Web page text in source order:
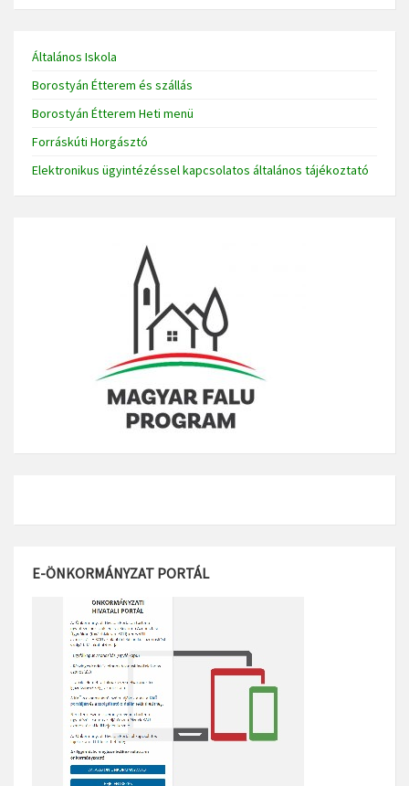
Általános Iskola
Borostyán Étterem és szállás
Borostyán Étterem Heti menü
Forráskúti Horgásztó
Elektronikus ügyintézéssel kapcsolatos általános tájékoztató
E-ÖNKORMÁNYZAT PORTÁL